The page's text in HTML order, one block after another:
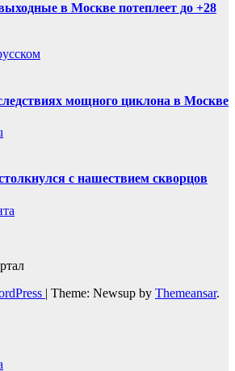
в Москве потеплеет до +28
мощного циклона в Москве
с нашествием скворцов
| Theme: Newsup by Themeansar.